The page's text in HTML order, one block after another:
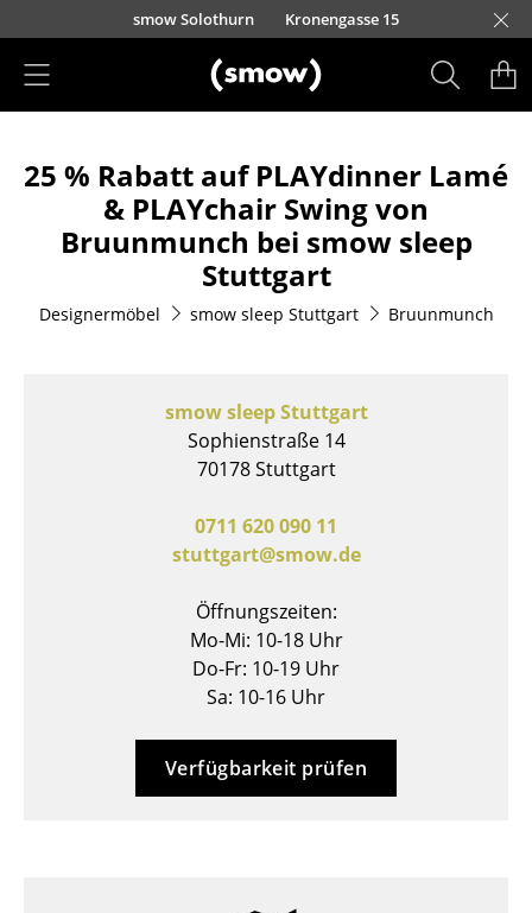
Direkt zum Inhaltsmow Solothurn Kronengasse 15
Sitzmöbel
Esszimmerstühle
Sessel
Schaukelstühle
25 % Rabatt auf PLAYdinner Lamé
& PLAYchair Swing von
Bruunmunch bei smow sleep
Stuttgart
Designermöbel smow sleep Stuttgart Bruunmunch
smow sleep Stuttgart
Sophienstraße 14
70178 Stuttgart
0711 620 090 11
stuttgart@smow.de
Öffnungszeiten:
Mo-Mi: 10-18 Uhr
Do-Fr: 10-19 Uhr
Sa: 10-16 Uhr
Verfügbarkeit prüfen